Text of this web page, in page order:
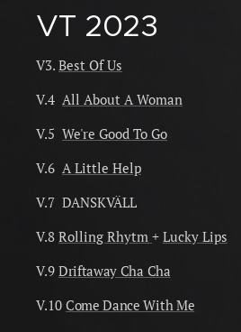
VT 2023
V3. Best Of Us
V.4 All About A Woman
V.5 We're Good To Go
V.6 A Little Help
V.7 DANSKVÄLL
V.8 Rolling Rhytm + Lucky Lips
V.9 Driftaway Cha Cha
V.10 Come Dance With Me